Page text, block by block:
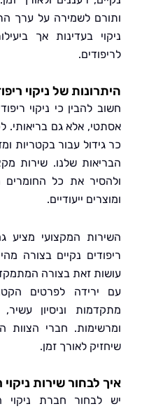
לשמירה על ערך הרכב.
בעדינות אך ביעילות
של ניקוי ריפודים
להבין כי ניקוי ריפודים
אלא גם בריאותי. לכלוך
עבור בקטריות ומזיקים
שלנו. שירות מקצועי
את כל החומרים
ייעודיים.
המקצועי מציע גם פתרון
נקיים בצורה מהירה.
זאת בצורה המתמקדת
לפרטים הקטנים.
וניסיון עשיר, הלקוח
חברי הצוות
לאורך זמן.
שירות ניקוי ריפודים
חברת ניקוי המציעה